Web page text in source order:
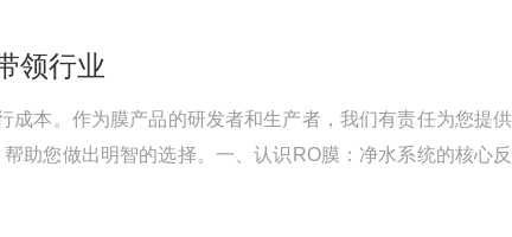
领行业
本。作为膜产品的研发者和生产者，我们有责任为您提
助您做出明智的选择。一、认识RO膜：净水系统的核心